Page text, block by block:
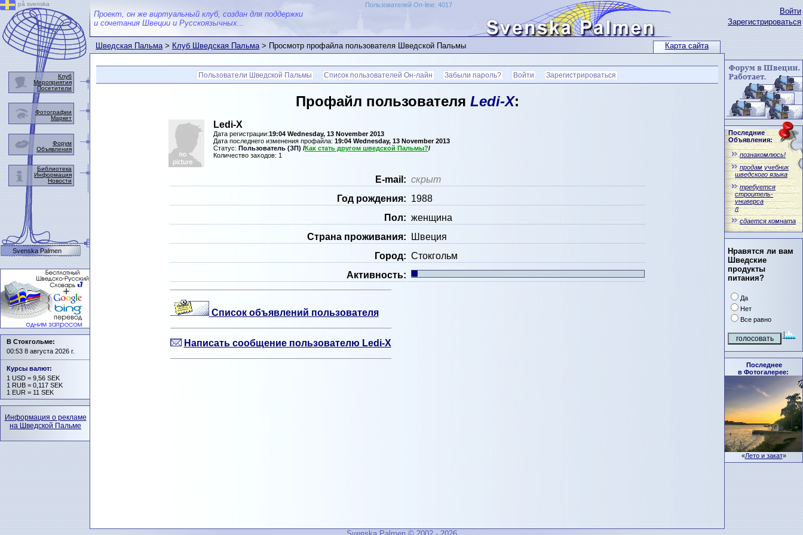
Карта сайта
Войти
Зарегистрироваться
Последние
Объявления:
познакомлюсь!
продам учебник
шведского языка
требуется
строитель-
универса
л
сдается комната
Нравятся ли вам
Шведские
продукты
питания?
Да
Нет
Все равно
Последнее
в Фотогалерее:
«Лето и закат»
Проект, он же виртуальный клуб, создан для поддержки
и сочетания Швеции и Русскоязычных...
Пользователей On-line: 4017
Шведская Пальма>Клуб Шведская Пальма> Просмотр профайла пользователя Шведской Пальмы
Пользователи Шведской Пальмы Список пользователей Он-лайн Забыли пароль? Войти Зарегистрироваться
Профайл пользователя Ledi-X:
Ledi-X
Дата регистрации:19:04 Wednesday, 13 November 2013
Дата последнего изменения профайла: 19:04 Wednesday, 13 November 2013
Статус: Пользователь (ЗП) /Как стать другом шведской Пальмы?/
Количество заходов: 1
Е-mail: скрыт
Год рождения: 1988
Пол: женщина
Страна проживания:
Швеция
Город: Стокгольм
Активность:
Список объявлений пользователя
Написать сообщение пользователю Ledi-X
på svenska
Клуб
Мероприятия
Посетители
Фотографии
Маркет
Форум
Объявления
Библиотека
Информация
Новости
Svenska Palmen
В Стокгольме:
00:53 8 августа 2026 г.
Курсы валют:
1 USD = 9,56 SEK
1 RUB = 0,117 SEK
1 EUR = 11 SEK
Информация о рекламе
на Шведской Пальме